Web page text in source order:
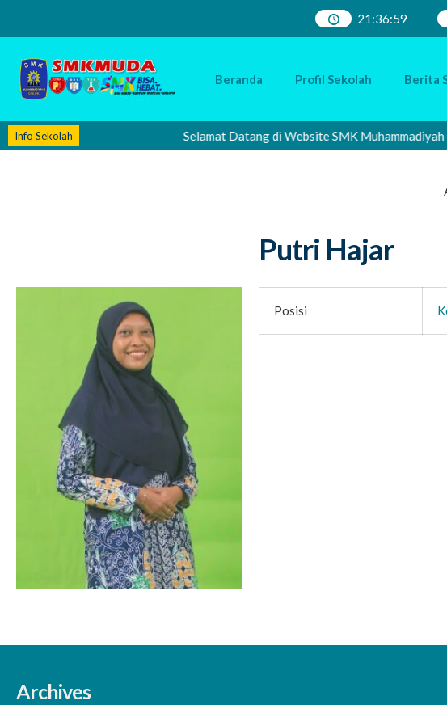
21:37:00
Beranda Profil Sekolah Berita
Info Sekolah Selamat Datang di Website SMK Muhammadiyah
Putri Hajar
Posisi
Archives